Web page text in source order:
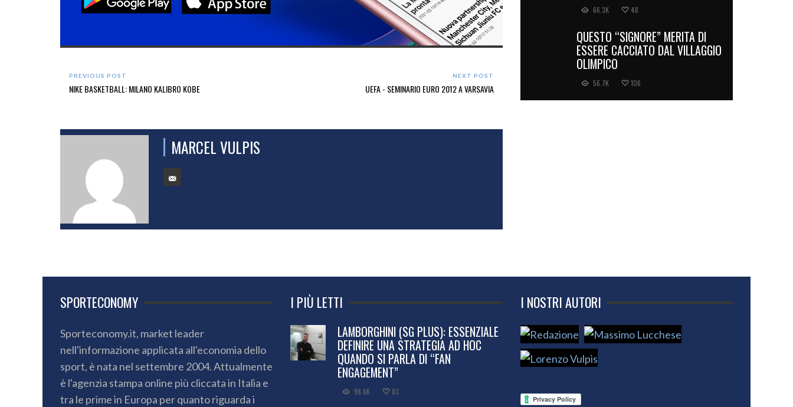
PREVIOUS POST
NIKE BASKETBALL: MILANO KALIBRO KOBE
NEXT POST
UEFA - SEMINARIO EURO 2012 A VARSAVIA
MARCEL VULPIS
66.3K 48
QUESTO “SIGNORE” MERITA DI
ESSERE CACCIATO DAL VILLAGGIO
OLIMPICO
56.7K 106
SPORTECONOMY
Sporteconomy.it, market leader
nell'informazione applicata all'economia dello
sport, è nata nel settembre 2004. Attualmente
è l'agenzia stampa online più cliccata in Italia e
tra le prime in Europa per quanto riguarda i
I PIÙ LETTI
LAMBORGHINI (SG PLUS): ESSENZIALE
DEFINIRE UNA STRATEGIA AD HOC
QUANDO SI PARLA DI “FAN
ENGAGEMENT”
98.6K 83
I NOSTRI AUTORI